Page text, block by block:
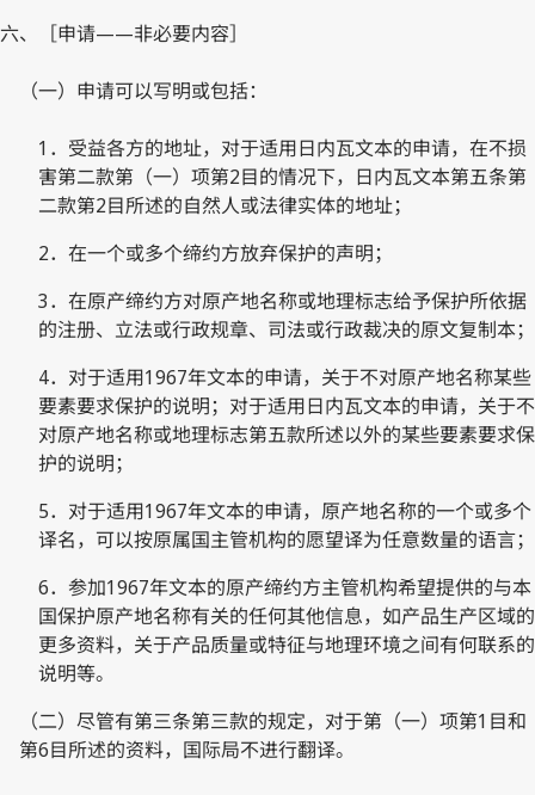
六、［申请——非必要内容］
（一）申请可以写明或包括：
1．受益各方的地址，对于适用日内瓦文本的申请，在不损
害第二款第（一）项第2目的情况下，日内瓦文本第五条第
二款第2目所述的自然人或法律实体的地址；
2．在一个或多个缔约方放弃保护的声明；
3．在原产缔约方对原产地名称或地理标志给予保护所依据
的注册、立法或行政规章、司法或行政裁决的原文复制本；
4．对于适用1967年文本的申请，关于不对原产地名称某些
要素要求保护的说明；对于适用日内瓦文本的申请，关于不
对原产地名称或地理标志第五款所述以外的某些要素要求保
护的说明；
5．对于适用1967年文本的申请，原产地名称的一个或多个
译名，可以按原属国主管机构的愿望译为任意数量的语言；
6．参加1967年文本的原产缔约方主管机构希望提供的与本
国保护原产地名称有关的任何其他信息，如产品生产区域的
更多资料，关于产品质量或特征与地理环境之间有何联系的
说明等。
（二）尽管有第三条第三款的规定，对于第（一）项第1目和
第6目所述的资料，国际局不进行翻译。